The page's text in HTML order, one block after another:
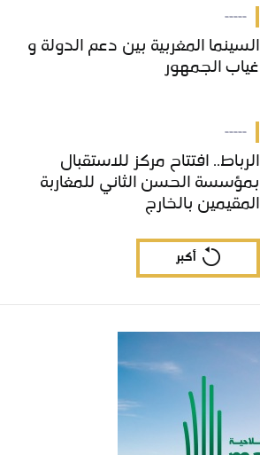
-----
السينما المغربية بين دعم الدولة و
غياب الجمهور
-----
الرباط.. افتتاح مركز للاستقبال
بمؤسسة الحسن الثاني للمغاربة
المقيمين بالخارج
أكبر